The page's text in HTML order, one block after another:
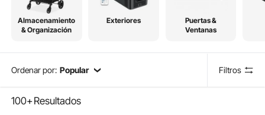
Almacenamiento
& Organización
Exteriores
Puertas &
Ventanas
Ordenar por: Popular Filtros
100+Resultados